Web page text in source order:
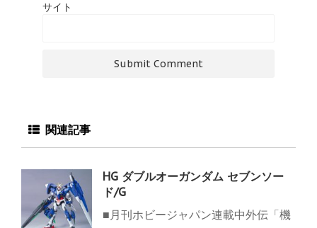
サイト
関連記事
HG ダブルオーガンダム セブンソー
ド/G
■月刊ホビージャパン連載中外伝「機